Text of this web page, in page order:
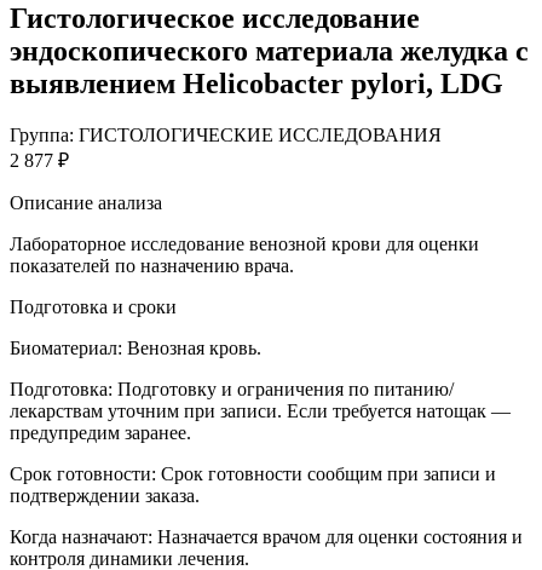
Гистологическое исследование
эндоскопического материала желудка с
выявлением Helicobacter pylori, LDG
Группа: ГИСТОЛОГИЧЕСКИЕ ИССЛЕДОВАНИЯ
2 877 ₽
Описание анализа
Лабораторное исследование венозной крови для оценки
показателей по назначению врача.
Подготовка и сроки
Биоматериал: Венозная кровь.
Подготовка: Подготовку и ограничения по питанию/
лекарствам уточним при записи. Если требуется натощак —
предупредим заранее.
Срок готовности: Срок готовности сообщим при записи и
подтверждении заказа.
Когда назначают: Назначается врачом для оценки состояния и
контроля динамики лечения.